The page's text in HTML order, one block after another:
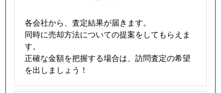
各会社から、査定結果が届きます。
同時に売却方法についての提案をしてもらえま
す。
正確な金額を把握する場合は、訪問査定の希望
を出しましょう！